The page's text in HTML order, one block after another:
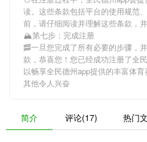
读。这些条款包括平台的使用规范
前，请仔细阅读并理解这些条款，
🏔第七步：完成注册
🥓一旦您完成了所有必要的步骤，
款，恭喜您！您已经成功注册了全
以畅享全民德州app提供的丰富体
其他令人兴奋
简介 评论(17) 热门